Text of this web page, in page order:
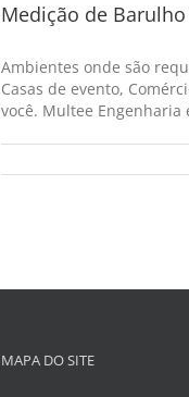
Medição de
Ambientes onde são
Casas de evento,
você. Multee
MAPA DO SITE